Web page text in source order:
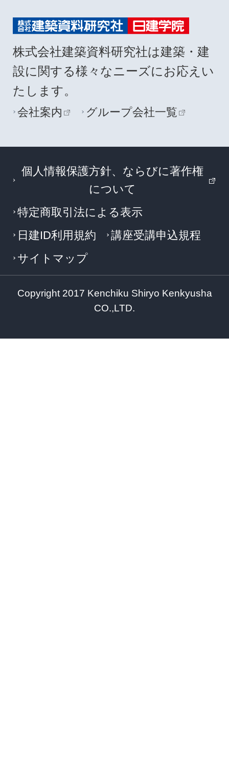
株式会社建築資料研究社は建築・建
設に関する様々なニーズにお応えい
たします。
会社案内 グループ会社一覧
個人情報保護方針、ならびに著作権
について
特定商取引法による表示
日建ID利用規約
講座受講申込規程
サイトマップ
Copyright 2017 Kenchiku Shiryo Kenkyusha
CO.,LTD.